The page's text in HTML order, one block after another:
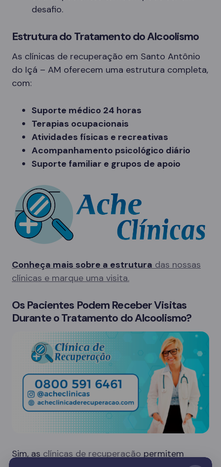
desafio.
Estrutura do Tratamento do Alcoolismo
As clínicas de recuperação em Santo Antônio
do Içá – AM oferecem uma estrutura completa,
com:
Suporte médico 24 horas
Terapias ocupacionais
Atividades físicas e recreativas
Acompanhamento psicológico diário
Suporte familiar e grupos de apoio
Conheça mais sobre a estrutura das nossas
clínicas e marque uma visita.
Os Pacientes Podem Receber Visitas
Durante o Tratamento do Alcoolismo?
Sim, as clínicas de recuperação permitem